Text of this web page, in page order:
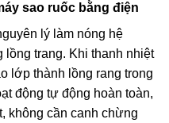
sao ruốc bằng điện
lý làm nóng hệ
lồng trang. Khi thanh nhiệt
lớp thành lồng rang trong
động tự động hoàn toàn,
không cần canh chừng